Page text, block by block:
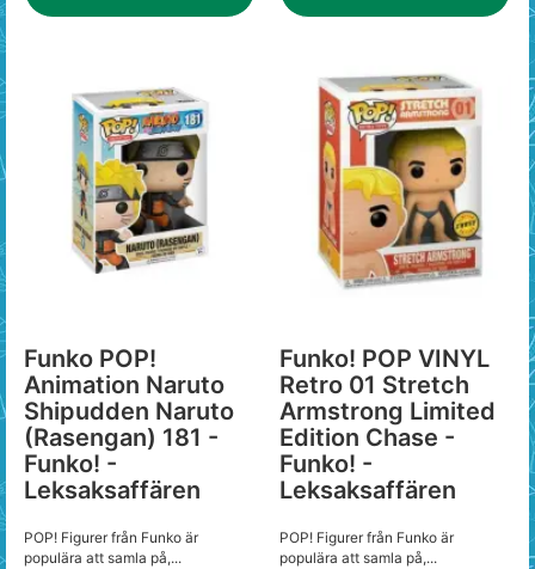
Funko POP!
Animation Naruto
Shipudden Naruto
(Rasengan) 181 -
Funko! -
Leksaksaffären
POP! Figurer från Funko är
populära att samla på,...
Funko! POP VINYL
Retro 01 Stretch
Armstrong Limited
Edition Chase -
Funko! -
Leksaksaffären
POP! Figurer från Funko är
populära att samla på,...